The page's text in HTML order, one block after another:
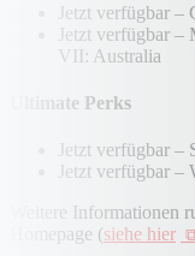
Jetzt verfügbar –
Jetzt verfügbar
VII: Australia
Ultimate Perks
Jetzt verfügbar –
Jetzt verfügbar –
Weitere Informationen
Homepage (siehe hier